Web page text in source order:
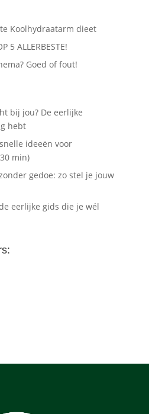
Koolhydraatarm dieet
5 ALLERBESTE!
Goed of fout!
bij jou? De eerlijke
hebt
ideeën voor
min)
gedoe: zo stel je jouw
eerlijke gids die je wél